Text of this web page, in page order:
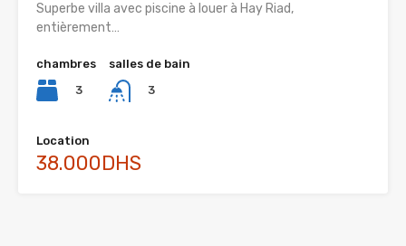
Superbe villa avec piscine à louer à Hay Riad,
entièrement…
chambres
3
salles de bain
3
Location
38.000DHS